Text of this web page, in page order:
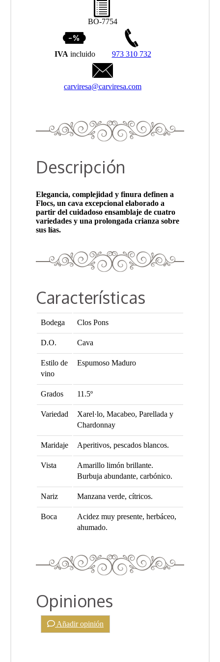
BO-7754
IVA incluido 973 310 732
carviresa@carviresa.com
Descripción
Elegancia, complejidad y finura definen a
Flocs, un cava excepcional elaborado a
partir del cuidadoso ensamblaje de cuatro
variedades y una prolongada crianza sobre
sus lías.
Características
Bodega Clos Pons
D.O. Cava
Estilo de
vino
Espumoso Maduro
Grados 11.5º
Variedad
Xarel·lo, Macabeo, Parellada y
Chardonnay
Maridaje Aperitivos, pescados blancos.
Vista
Amarillo limón brillante.
Burbuja abundante, carbónico.
Nariz Manzana verde, cítricos.
Boca
Acidez muy presente, herbáceo,
ahumado.
Opiniones
Añadir opinión